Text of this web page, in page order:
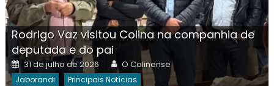
Rodrigo Vaz visitou Colina na companhia de
deputada e do pai
Posted
on
31 de julho de 2026 Author
O Colinense
Jaborandi Principais Notícias